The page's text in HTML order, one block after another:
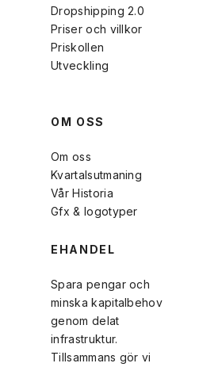
Dropshipping 2.0
Priser och villkor
Priskollen
Utveckling
OM OSS
Om oss
Kvartalsutmaning
Vår Historia
Gfx & logotyper
EHANDEL
Spara pengar och
minska kapitalbehov
genom delat
infrastruktur.
Tillsammans gör vi